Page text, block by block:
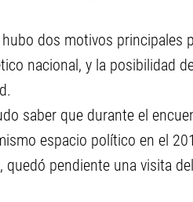
dos motivos principales
nacional, y la posibilidad
saber que durante el
espacio político en el
quedó pendiente una visita